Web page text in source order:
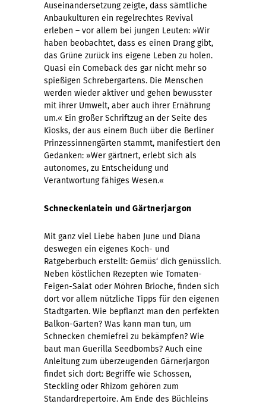
Auseinandersetzung zeigte, dass sämtliche
Anbaukulturen ein regelrechtes Revival
erleben – vor allem bei jungen Leuten: »Wir
haben beobachtet, dass es einen Drang gibt,
das Grüne zurück ins eigene Leben zu holen.
Quasi ein Comeback des gar nicht mehr so
spießigen Schrebergartens. Die Menschen
werden wieder aktiver und gehen bewusster
mit ihrer Umwelt, aber auch ihrer Ernährung
um.« Ein großer Schriftzug an der Seite des
Kiosks, der aus einem Buch über die Berliner
Prinzessinnengärten stammt, manifestiert den
Gedanken: »Wer gärtnert, erlebt sich als
autonomes, zu Entscheidung und
Verantwortung fähiges Wesen.«
Schneckenlatein und Gärtnerjargon
Mit ganz viel Liebe haben June und Diana
deswegen ein eigenes Koch- und
Ratgeberbuch erstellt: Gemüs‘ dich genüsslich.
Neben köstlichen Rezepten wie Tomaten-
Feigen-Salat oder Möhren Brioche, finden sich
dort vor allem nützliche Tipps für den eigenen
Stadtgarten. Wie bepflanzt man den perfekten
Balkon-Garten? Was kann man tun, um
Schnecken chemiefrei zu bekämpfen? Wie
baut man Guerilla Seedbombs? Auch eine
Anleitung zum überzeugenden Gärnerjargon
findet sich dort: Begriffe wie Schossen,
Steckling oder Rhizom gehören zum
Standardrepertoire. Am Ende des Büchleins